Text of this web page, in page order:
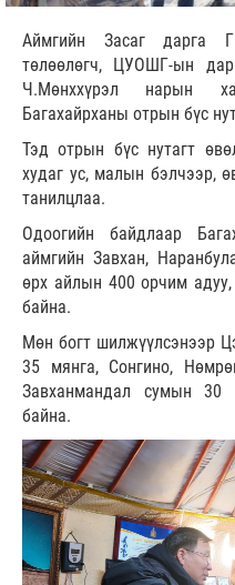
Аймгийн Засаг дарга
төлөөлөгч, ЦУОШГ-ын
Ч.Мөнххүрэл нарын
Багахайрханы отрын бүс
Тэд отрын бүс нутагт
худаг ус, малын бэлчээр,
танилцлаа.
Одоогийн байдлаар
аймгийн Завхан,
өрх айлын 400 орчим
байна.
Мөн богт шилжүүлсэнээр
35 мянга, Сонгино,
Завханмандал сумын
байна.